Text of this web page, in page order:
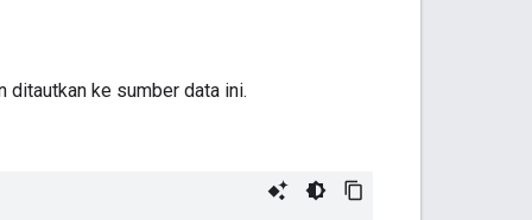
ditautkan ke sumber data ini.